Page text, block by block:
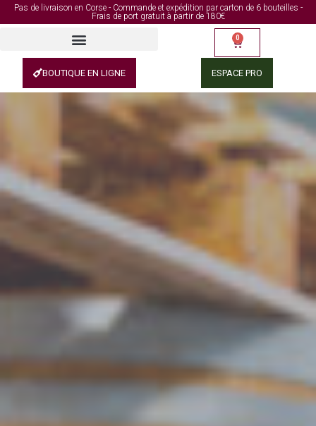
Pas de livraison en Corse - Commande et expédition par carton de 6 bouteilles -
Frais de port gratuit à partir de 180€
0
BOUTIQUE EN LIGNE ESPACE PRO